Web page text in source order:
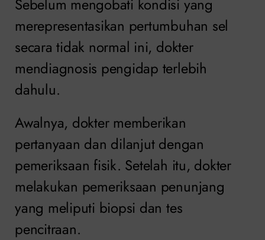
Sebelum mengobati kondisi yang
merepresentasikan pertumbuhan sel
secara tidak normal ini, dokter
mendiagnosis pengidap terlebih
dahulu.
Awalnya, dokter memberikan
pertanyaan dan dilanjut dengan
pemeriksaan fisik. Setelah itu, dokter
melakukan pemeriksaan penunjang
yang meliputi biopsi dan tes
pencitraan.